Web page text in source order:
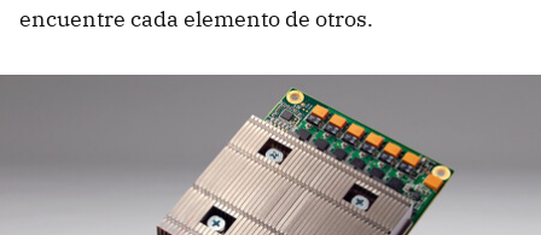
encuentre cada elemento de otros.